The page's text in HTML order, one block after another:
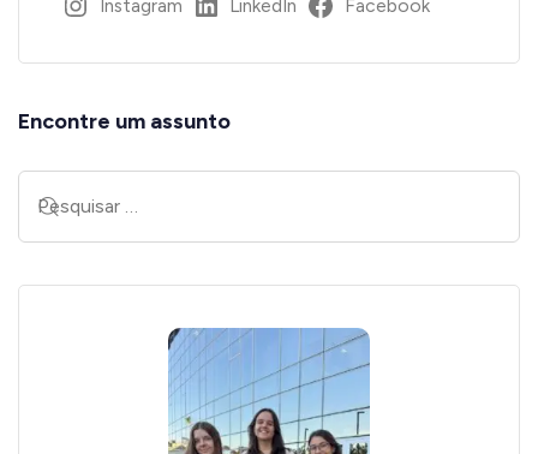
Instagram LinkedIn Facebook
Encontre um assunto